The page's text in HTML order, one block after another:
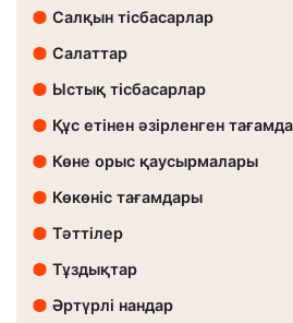
Салқын тісбасарлар
Салаттар
Ыстық тісбасарлар
Құс етінен әзірленген
Көне орыс қаусырмалары
Көкөніс тағамдары
Тәттілер
Тұздықтар
Әртүрлі нандар